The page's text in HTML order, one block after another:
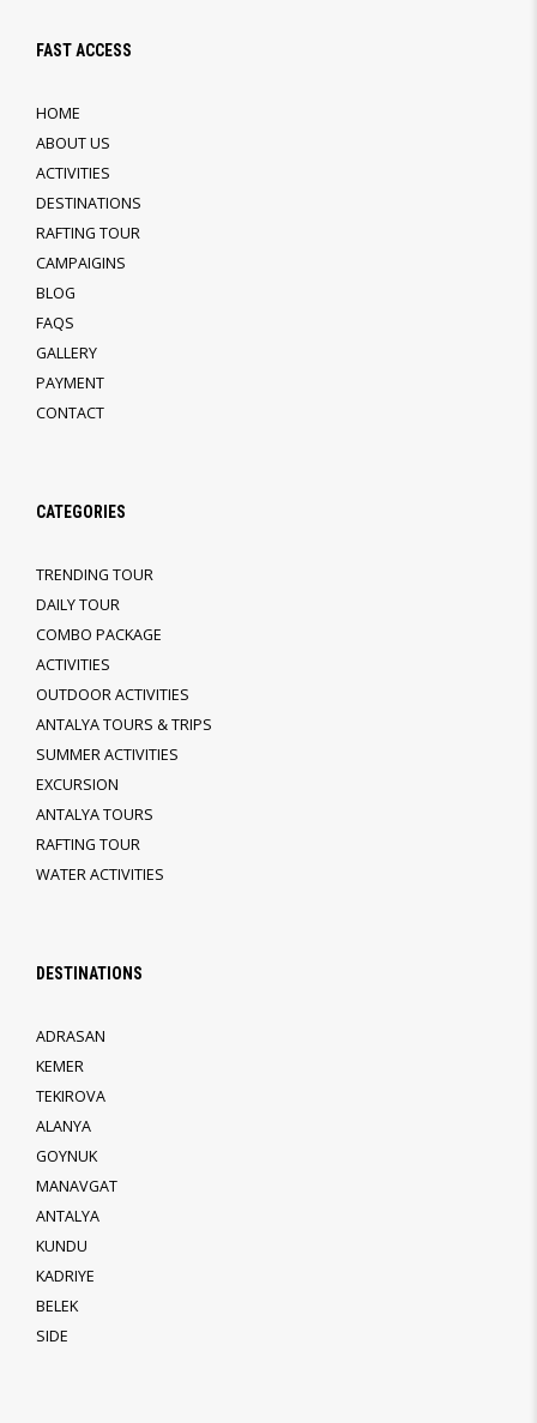
FAST ACCESS
HOME
ABOUT US
ACTIVITIES
DESTINATIONS
RAFTING TOUR
CAMPAIGINS
BLOG
FAQS
GALLERY
PAYMENT
CONTACT
CATEGORIES
TRENDING TOUR
DAILY TOUR
COMBO PACKAGE
ACTIVITIES
OUTDOOR ACTIVITIES
ANTALYA TOURS & TRIPS
SUMMER ACTIVITIES
EXCURSION
ANTALYA TOURS
RAFTING TOUR
WATER ACTIVITIES
DESTINATIONS
ADRASAN
KEMER
TEKIROVA
ALANYA
GOYNUK
MANAVGAT
ANTALYA
KUNDU
KADRIYE
BELEK
SIDE